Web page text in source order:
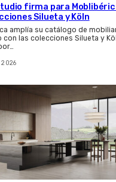
firma para
Silueta y Köln
amplía su catálogo de
con las colecciones Silueta y